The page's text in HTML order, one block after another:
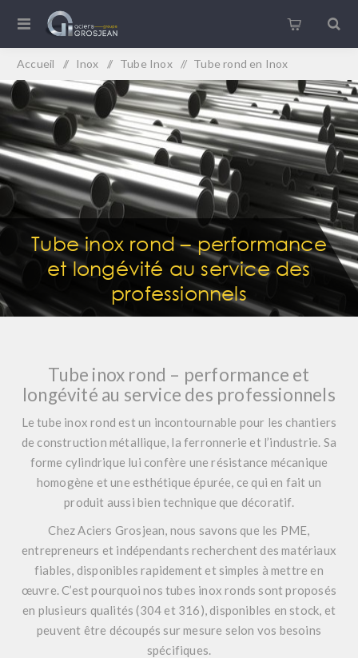
Accueil / Inox / Tube Inox / Tube rond en Inox
Tube inox rond – performance
et longévité au service des
professionnels
Tube inox rond – performance et
longévité au service des professionnels
Le tube inox rond est un incontournable pour les chantiers
de construction métallique, la ferronnerie et l’industrie. Sa
forme cylindrique lui confère une résistance mécanique
homogène et une esthétique épurée, ce qui en fait un
produit aussi bien technique que décoratif.
Chez Aciers Grosjean, nous savons que les PME,
entrepreneurs et indépendants recherchent des matériaux
fiables, disponibles rapidement et simples à mettre en
œuvre. C’est pourquoi nos tubes inox ronds sont proposés
en plusieurs qualités (304 et 316), disponibles en stock, et
peuvent être découpés sur mesure selon vos besoins
spécifiques.